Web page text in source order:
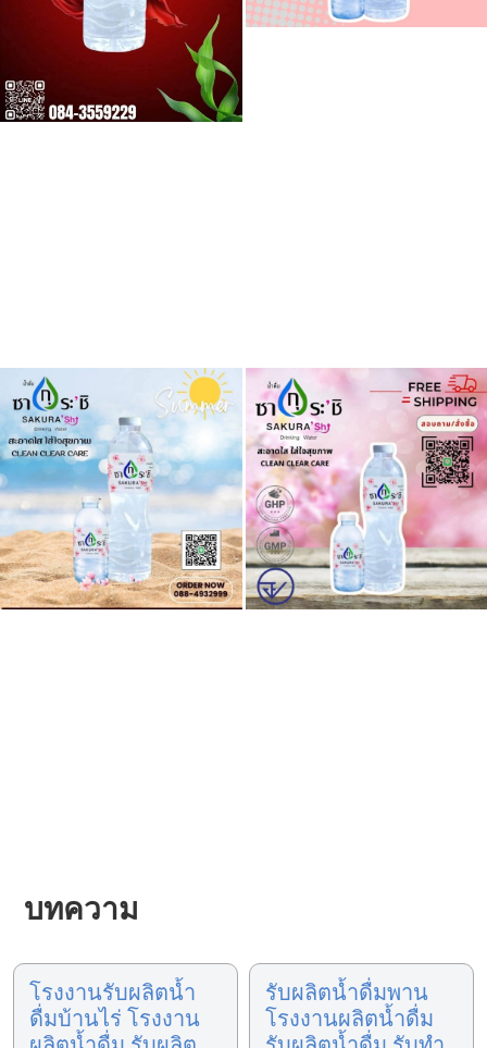
บทความ
โรงงานรับผลิตน้ำ
ดื่มบ้านไร่ โรงงาน
รับผลิตน้ำดื่มพาน
โรงงานผลิตน้ำดื่ม